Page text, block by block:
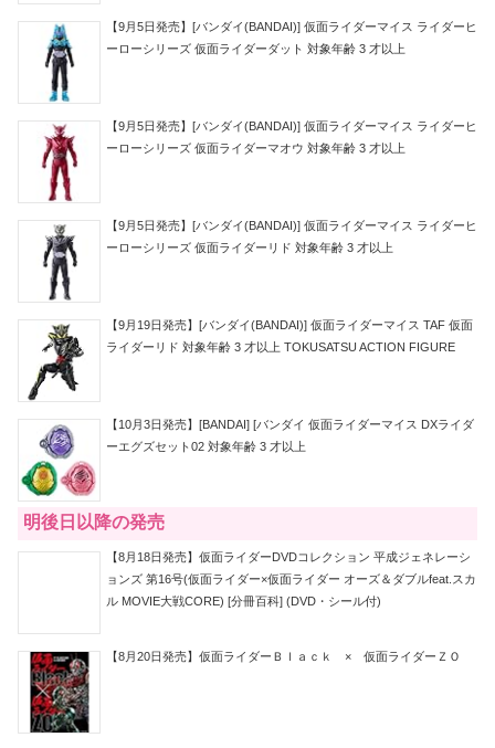
【9月5日発売】[バンダイ(BANDAI)] 仮面ライダーマイス ライダーヒ
ーローシリーズ 仮面ライダーダット 対象年齢 3 才以上
【9月5日発売】[バンダイ(BANDAI)] 仮面ライダーマイス ライダーヒ
ーローシリーズ 仮面ライダーマオウ 対象年齢 3 才以上
【9月5日発売】[バンダイ(BANDAI)] 仮面ライダーマイス ライダーヒ
ーローシリーズ 仮面ライダーリド 対象年齢 3 才以上
【9月19日発売】[バンダイ(BANDAI)] 仮面ライダーマイス TAF 仮面
ライダーリド 対象年齢 3 才以上 TOKUSATSU ACTION FIGURE
【10月3日発売】[BANDAI] [バンダイ 仮面ライダーマイス DXライダ
ーエグズセット02 対象年齢 3 才以上
明後日以降の発売
【8月18日発売】仮面ライダーDVDコレクション 平成ジェネレーシ
ョンズ 第16号(仮面ライダー×仮面ライダー オーズ＆ダブルfeat.スカ
ル MOVIE大戦CORE) [分冊百科] (DVD・シール付)
【8月20日発売】仮面ライダーＢｌａｃｋ × 仮面ライダーＺＯ